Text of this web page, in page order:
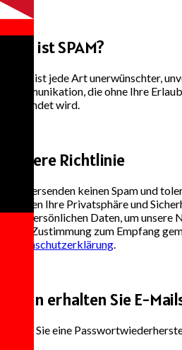
1
Was ist SPAM?
Spam ist jede Art unerwünschter,
Kommunikation, die ohne Ihre
versendet wird.
Unsere Richtlinie
Wir versenden keinen Spam und
nehmen Ihre Privatsphäre und
Ihre persönlichen Daten, um unsere
Ihrer Zustimmung zum Empfang
Datenschutzerklärung.
Wann erhalten Sie E-
Wenn Sie eine